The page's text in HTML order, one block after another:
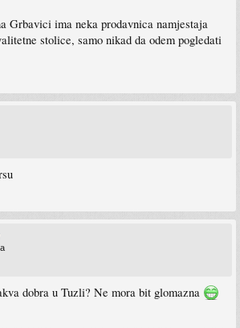
Grbavici ima neka prodavnica namjestaja
stolice, samo nikad da odem pogledati
dobra u Tuzli? Ne mora bit glomazna